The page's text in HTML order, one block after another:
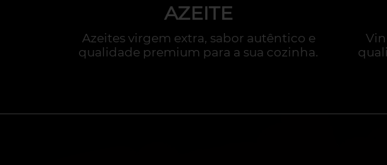
AZEITE
Azeites virgem extra, sabor autêntico e
qualidade premium para a sua cozinha.